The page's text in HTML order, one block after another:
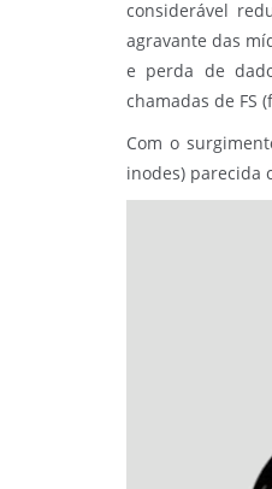
considerável
agravante das
e perda de
chamadas de FS
Com o
inodes) parecida